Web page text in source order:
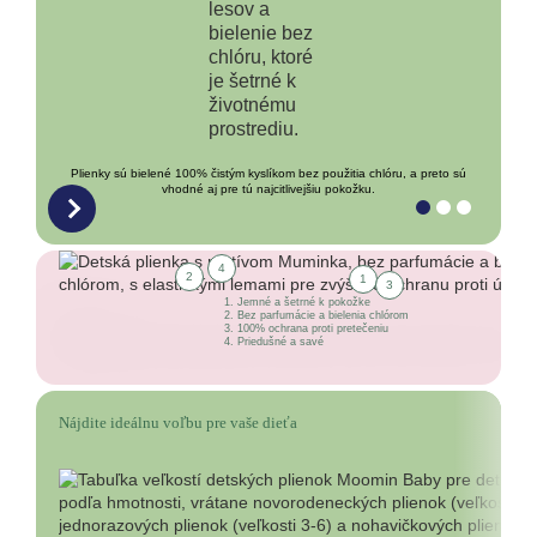
Plienky sú bielené 100% čistým kyslíkom bez použitia chlóru, a preto sú
vhodné aj pre tú najcitlivejšiu pokožku.
1
2
3
4
Jemné a šetrné k pokožke
Bez parfumácie a bielenia chlórom
100% ochrana proti pretečeniu
Priedušné a savé
Nájdite ideálnu voľbu pre vaše dieťa